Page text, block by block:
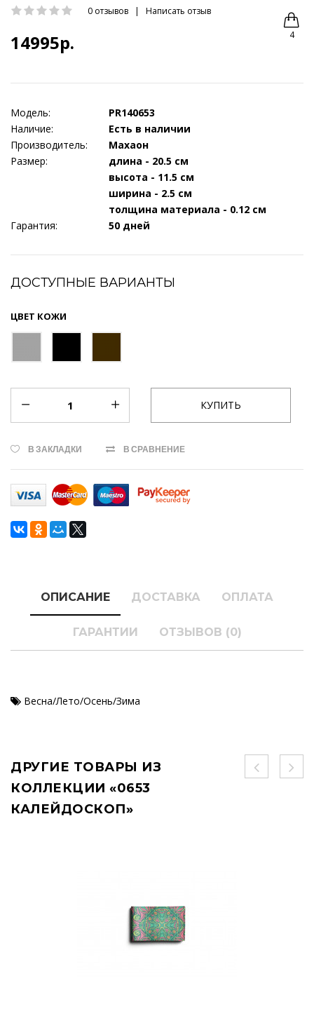
0 отзывов | Написать отзыв
14995р. 4
Модель:
PR140653
Наличие:
Есть в наличии
Производитель:
Махаон
Размер:
длина - 20.5 см
высота - 11.5 см
ширина - 2.5 см
толщина материала - 0.12 см
Гарантия:
50 дней
ДОСТУПНЫЕ ВАРИАНТЫ
ЦВЕТ КОЖИ
В ЗАКЛАДКИ В СРАВНЕНИЕ
ОПИСАНИЕ ДОСТАВКА ОПЛАТА
ГАРАНТИИ ОТЗЫВОВ (0)
Весна/Лето/Осень/Зима
ДРУГИЕ ТОВАРЫ ИЗ
КОЛЛЕКЦИИ «0653
КАЛЕЙДОСКОП»